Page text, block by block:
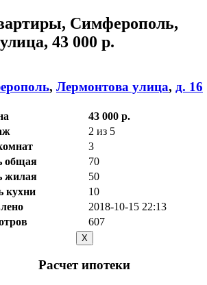
Симферополь,
43 000 р.
, Лермонтова улица, д. 16
43 000 р.
2 из 5
3
общая
70
жилая
50
кухни
10
2018-10-15 22:13
607
X
Расчет ипотеки